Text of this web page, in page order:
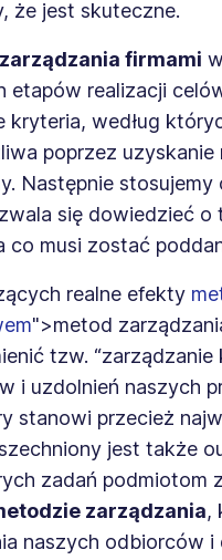
że jest skuteczne.
firmami
etapów realizacji
kryteria, według
poprzez
Następnie
się dowiedzieć
co musi zostać
realne efekty
">metod
tzw.
i uzdolnień naszych
stanowi przecież
jest także
zadań podmiotom
zarządzania,
naszych odbiorców i